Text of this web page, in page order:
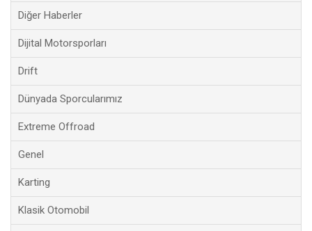
Diğer Haberler
Dijital Motorsporları
Drift
Dünyada Sporcularımız
Extreme Offroad
Genel
Karting
Klasik Otomobil